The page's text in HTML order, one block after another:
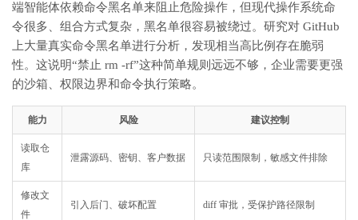
端智能体依赖命令黑名单来阻止危险操作，但现代操作系统命
令很多、组合方式复杂，黑名单很容易被绕过。研究对 GitHub
上大量真实命令黑名单进行分析，发现相当高比例存在脆弱
性。这说明“禁止 rm -rf”这种简单规则远远不够，企业需要更强
的沙箱、权限边界和命令执行策略。
能力 风险 建议控制
读取仓
库
泄露源码、密钥、客户数据 只读范围限制，敏感文件排除
修改文
件
引入后门、破坏配置 diff 审批，受保护路径限制